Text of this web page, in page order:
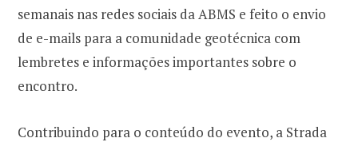
semanais nas redes sociais da ABMS e feito o envio
de e-mails para a comunidade geotécnica com
lembretes e informações importantes sobre o
encontro.
Contribuindo para o conteúdo do evento, a Strada